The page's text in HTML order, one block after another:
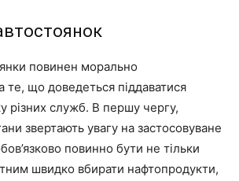
повинен морально
те, що доведеться піддаватися
різних служб. В першу чергу,
звертають увагу на застосовуване
повинно бути не тільки
швидко вбирати нафтопродукти,